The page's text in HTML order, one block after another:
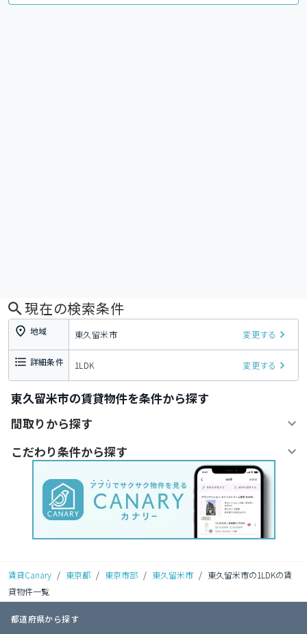
現在の検索条件
地域 東久留米市 変更する
詳細条件 1LDK 変更する
東久留米市の賃貸物件を条件から探す
間取りから探す
こだわり条件から探す
賃貸Canary / 東京都 / 東京市部 / 東久留米市 / 東久留米市の1LDKの賃
貸物件一覧
都道府県から探す